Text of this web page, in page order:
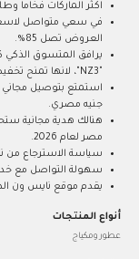
اكثر الماركات فخاما
في سعي متواصل
العروض تصل 85%.
"NZ3"، لانها تمنح تخفيضا اضافيا حتى مع العروض.
جنيه مصري.
هنالك هدية مجانية
مصر لعام 2026.
سياسة الاسترجاع من
سهولة التواصل مع
يقدم موقع نايس ون
أنواع المنتجات
عطور ومكياج